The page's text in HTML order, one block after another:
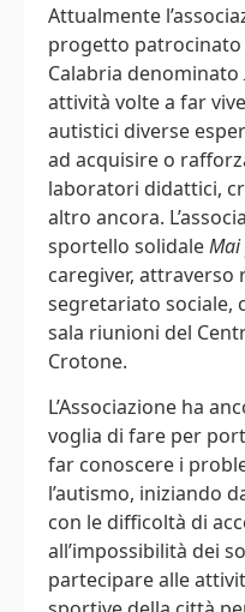
Attualmente
progetto patrocinato
Calabria denominato
attività volte a far
autistici diverse
ad acquisire o
laboratori didattici,
altro ancora.
sportello solidaleMai
caregiver, attraverso
segretariato sociale,
sala riunioni del
Crotone.
L’Associazione ha
voglia di fare per
far conoscere i
l’autismo, iniziando
con le difficoltà di
all’impossibilità dei
partecipare alle